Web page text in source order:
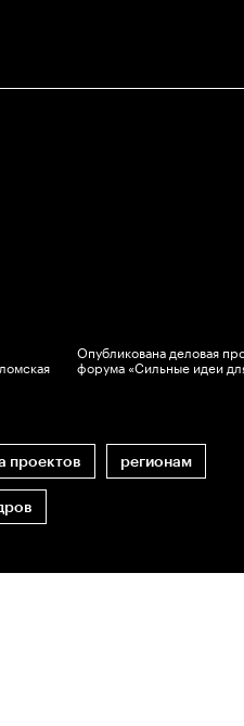
Опубликована деловая
форума «Сильные идеи
проектов регионам